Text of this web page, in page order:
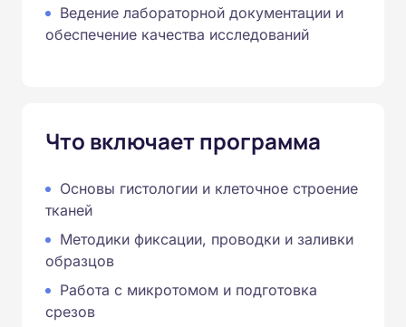
Ведение лабораторной документации и
обеспечение качества исследований
Что включает программа
Основы гистологии и клеточное строение
тканей
Методики фиксации, проводки и заливки
образцов
Работа с микротомом и подготовка
срезов